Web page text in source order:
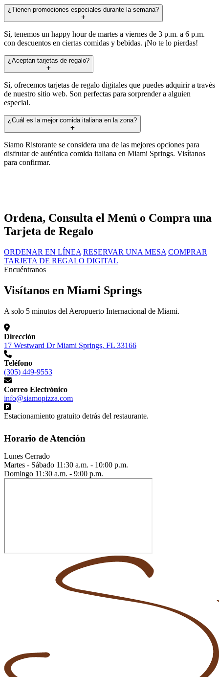
¿Tienen promociones especiales durante la semana?
Sí, tenemos un happy hour de martes a viernes de 3 p.m. a 6 p.m.
con descuentos en ciertas comidas y bebidas. ¡No te lo pierdas!
¿Aceptan tarjetas de regalo?
Sí, ofrecemos tarjetas de regalo digitales que puedes adquirir a través
de nuestro sitio web. Son perfectas para sorprender a alguien
especial.
¿Cuál es la mejor comida italiana en la zona?
Siamo Ristorante se considera una de las mejores opciones para
disfrutar de auténtica comida italiana en Miami Springs. Visítanos
para confirmar.
Ordena, Consulta el Menú o Compra una
Tarjeta de Regalo
ORDENAR EN LÍNEA RESERVAR UNA MESA COMPRAR
TARJETA DE REGALO DIGITAL
Encuéntranos
Visítanos en Miami Springs
A solo 5 minutos del Aeropuerto Internacional de Miami.
Dirección
17 Westward Dr Miami Springs, FL 33166
Teléfono
(305) 449-9553
Correo Electrónico
info@siamopizza.com
Estacionamiento gratuito detrás del restaurante.
Horario de Atención
Lunes Cerrado
Martes - Sábado 11:30 a.m. - 10:00 p.m.
Domingo 11:30 a.m. - 9:00 p.m.